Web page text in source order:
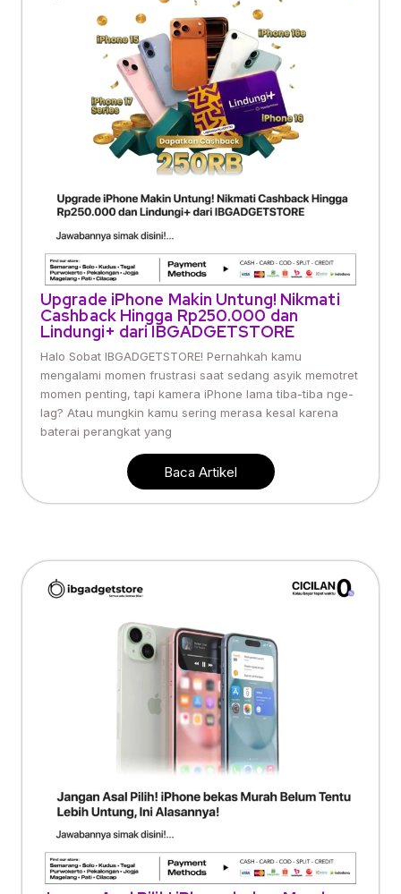
Upgrade iPhone Makin Untung! Nikmati
Cashback Hingga Rp250.000 dan
Lindungi+ dari IBGADGETSTORE
Halo Sobat IBGADGETSTORE! Pernahkah kamu
mengalami momen frustrasi saat sedang asyik memotret
momen penting, tapi kamera iPhone lama tiba-tiba nge-
lag? Atau mungkin kamu sering merasa kesal karena
baterai perangkat yang
Baca Artikel